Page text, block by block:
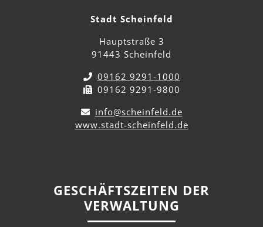
Stadt Scheinfeld
Hauptstraße 3
91443 Scheinfeld
09162 9291-1000
09162 9291-9800
info@scheinfeld.de
www.stadt-scheinfeld.de
GESCHÄFTSZEITEN DER
VERWALTUNG